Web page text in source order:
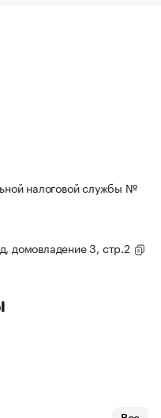
налоговой службы №
домовладение 3, стр.2